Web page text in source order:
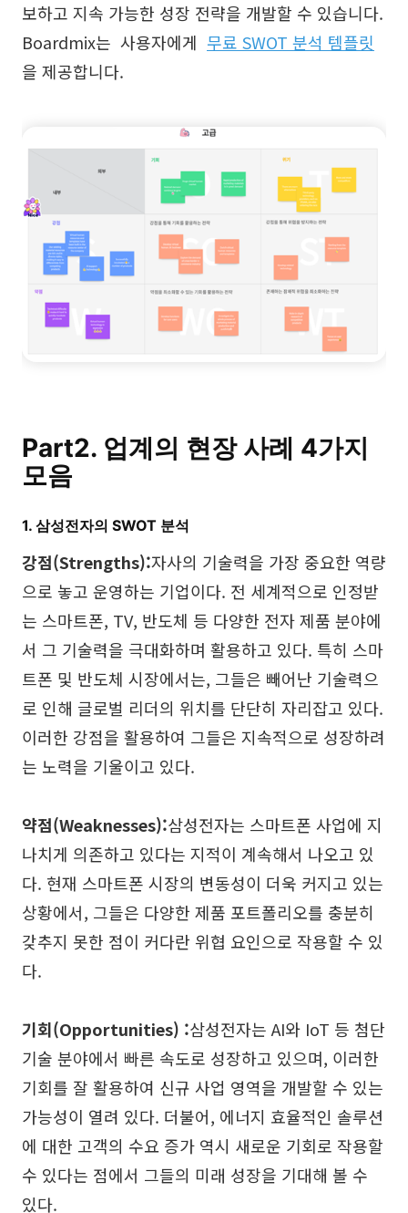
AI 마인드맵
AI 플로우차트
AI 비즈니스 모델 캔버스
AI SWOT 분석
AI 가치 사슬 분석
전략 & 분석
AI 사용자 페르소나
스마트 크리에이션
AI 화이트보드
리소스
탐구
템플릿
업데이트 일기
학습
가이드
블로그
기업
기업 버전
가격
보하고 지속 가능한 성장 전략을 개발할 수 있습니다.
Boardmix는 사용자에게 무료 SWOT 분석 템플릿
을 제공합니다.
Part2. 업계의 현장 사례 4가지
모음
1. 삼성전자의 SWOT 분석
강점(Strengths):자사의 기술력을 가장 중요한 역량
으로 놓고 운영하는 기업이다. 전 세계적으로 인정받
는 스마트폰, TV, 반도체 등 다양한 전자 제품 분야에
서 그 기술력을 극대화하며 활용하고 있다. 특히 스마
트폰 및 반도체 시장에서는, 그들은 빼어난 기술력으
로 인해 글로벌 리더의 위치를 단단히 자리잡고 있다.
이러한 강점을 활용하여 그들은 지속적으로 성장하려
는 노력을 기울이고 있다.
약점(Weaknesses):삼성전자는 스마트폰 사업에 지
나치게 의존하고 있다는 지적이 계속해서 나오고 있
다. 현재 스마트폰 시장의 변동성이 더욱 커지고 있는
상황에서, 그들은 다양한 제품 포트폴리오를 충분히
갖추지 못한 점이 커다란 위협 요인으로 작용할 수 있
다.
기회(Opportunities) :삼성전자는 AI와 IoT 등 첨단
기술 분야에서 빠른 속도로 성장하고 있으며, 이러한
기회를 잘 활용하여 신규 사업 영역을 개발할 수 있는
가능성이 열려 있다. 더불어, 에너지 효율적인 솔루션
에 대한 고객의 수요 증가 역시 새로운 기회로 작용할
수 있다는 점에서 그들의 미래 성장을 기대해 볼 수
있다.